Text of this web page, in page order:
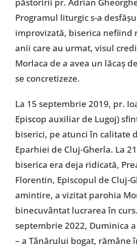
Programul liturgic s-a
improvizată, biserica nefiind
anii care au urmat, visul
Morlaca de a avea un lăcaș
se concretizeze.
La 15 septembrie 2019, pr.
Episcop auxiliar de Lugoj)
biserici, pe atunci în calitate
Eparhiei de Cluj-Gherla. La
biserica era deja ridicată,
Florentin, Episcopul de Cluj-
amintire, a vizitat parohia
binecuvântat lucrarea în
septembrie 2022, Duminica
– a Tânărului bogat, rămâne